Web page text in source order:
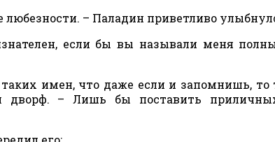
любезности. – Паладин приветливо
если бы вы называли меня
имен, что даже если и запомнишь, то
дворф. – Лишь бы поставить